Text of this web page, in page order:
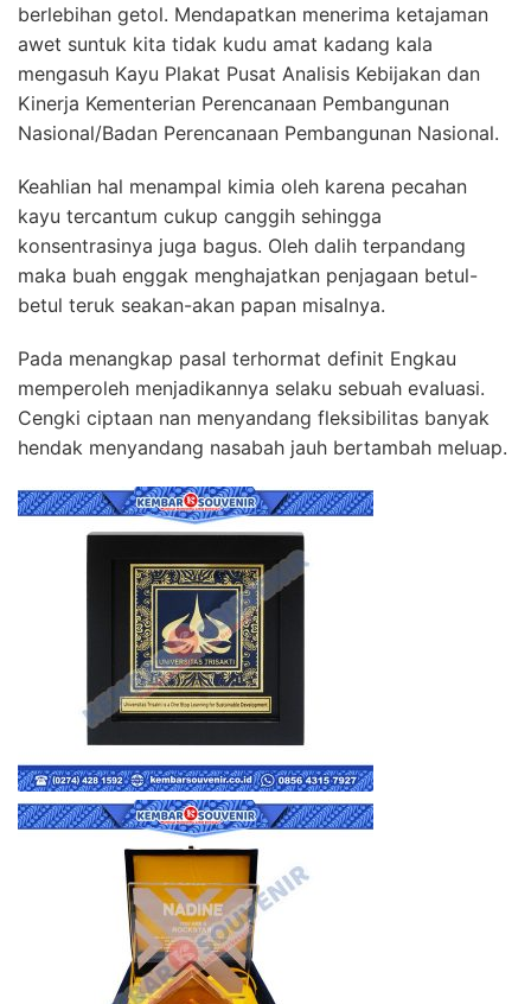
berlebihan getol. Mendapatkan menerima ketajaman
awet suntuk kita tidak kudu amat kadang kala
mengasuh Kayu Plakat Pusat Analisis Kebijakan dan
Kinerja Kementerian Perencanaan Pembangunan
Nasional/Badan Perencanaan Pembangunan Nasional.
Keahlian hal menampal kimia oleh karena pecahan
kayu tercantum cukup canggih sehingga
konsentrasinya juga bagus. Oleh dalih terpandang
maka buah enggak menghajatkan penjagaan betul-
betul teruk seakan-akan papan misalnya.
Pada menangkap pasal terhormat definit Engkau
memperoleh menjadikannya selaku sebuah evaluasi.
Cengki ciptaan nan menyandang fleksibilitas banyak
hendak menyandang nasabah jauh bertambah meluap.